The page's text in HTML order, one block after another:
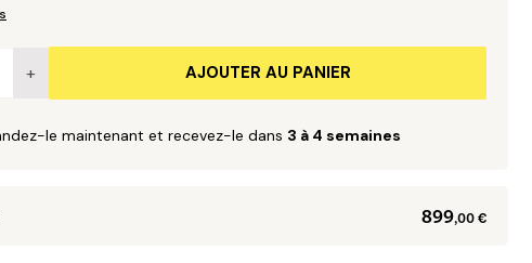
+ AJOUTER AU PANIER
le maintenant et recevez-le dans 3 à 4 semaines
899 ,00 €